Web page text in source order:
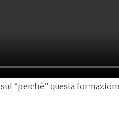
“perchè” questa